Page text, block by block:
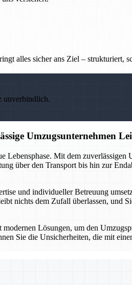
alles sicher ans Ziel – strukturiert,
unverbindlich.
Umzugsunternehmen
Mit dem
über den Transport bis hin zur
und individueller Betreuung
nichts dem Zufall überlassen, und
Lösungen, um den
Sie die Unsicherheiten, die mit